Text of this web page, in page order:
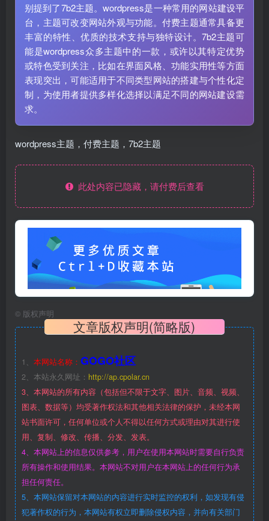
别提到了7b2主题。wordpress是一种常用的网站建设平
台，主题可改变网站外观与功能。付费主题通常具备更
丰富的特性、优质的技术支持与独特设计。7b2主题可
能是wordpress众多主题中的一款，或许以其特定优势
或特色受到关注，比如在界面风格、功能实用性等方面
表现突出，可能适用于不同类型网站的搭建与个性化定
制，为使用者提供多样化选择以满足不同的网站建设需
求。
wordpress主题，付费主题，7b2主题
此处内容已隐藏，请付费后查看
© 版权声明
文章版权声明(简略版)
1、 本网站名称： GOGO社区
2、本站永久网址： http://ap.cpolar.cn
3、本网站的所有内容（包括但不限于文字、图片、音频、视频、
图表、数据等）均受著作权法和其他相关法律的保护，未经本网
站书面许可，任何单位或个人不得以任何方式或理由对其进行使
用、复制、修改、传播、分发、发表。
4、本网站上的信息仅供参考，用户在使用本网站时需要自行负责
所有操作和使用结果。本网站不对用户在本网站上的任何行为承
担任何责任。
5、本网站保留对本网站的内容进行实时监控的权利，如发现有侵
犯著作权的行为，本网站有权立即删除侵权内容，并向有关部门